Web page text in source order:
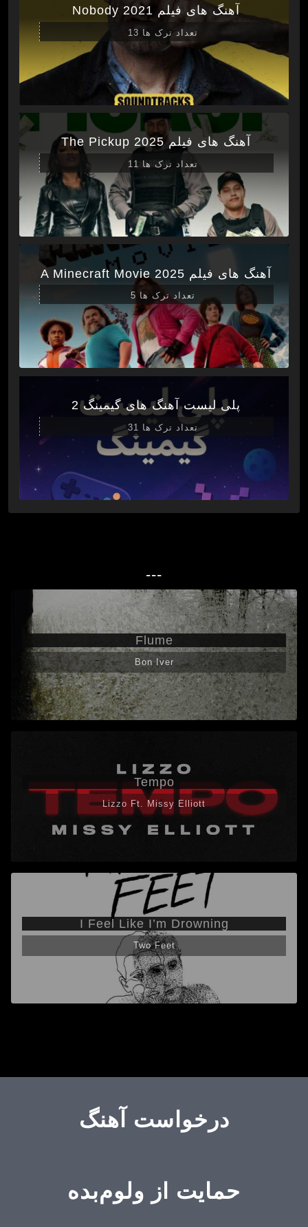
آهنگ های فیلم Nobody 2021
تعداد ترک ها 13
آهنگ های فیلم The Pickup 2025
تعداد ترک ها 11
آهنگ های فیلم A Minecraft Movie 2025
تعداد ترک ها 5
پلی لیست آهنگ های گیمینگ 2
تعداد ترک ها 31
---
Flume
Bon Iver
Tempo
Lizzo Ft. Missy Elliott
I Feel Like I’m Drowning
Two Feet
درخواست آهنگ
حمایت از ولوم‌بده